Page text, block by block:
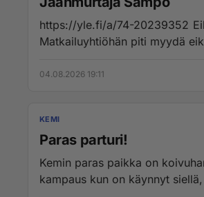
https://yle.fi/a/74-20239352 Eikö valtio voi puuttua tähän järjettömyyteen?
Matkailuyhtiöhän piti myydä
04.08.2026 19:11
KEMI
Paras parturi!
Kemin paras paikka on
kampaus kun on käynnyt